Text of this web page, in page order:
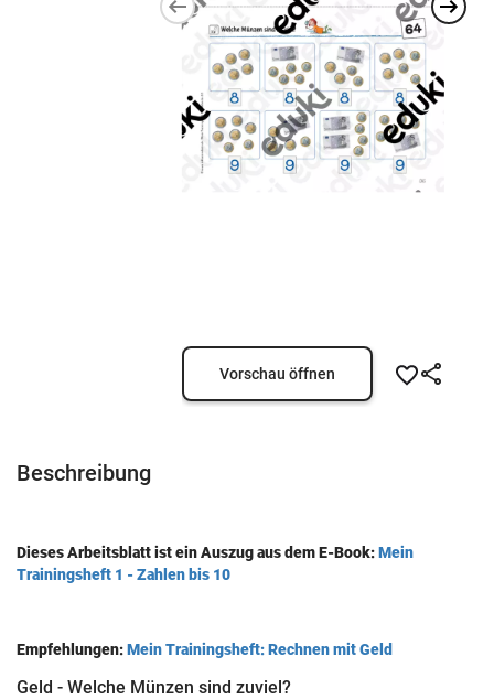
Vorschau öffnen
Beschreibung
Dieses Arbeitsblatt ist ein Auszug aus dem E-Book:Mein
Trainingsheft 1 - Zahlen bis 10
Empfehlungen:Mein Trainingsheft: Rechnen mit Geld
Geld - Welche Münzen sind zuviel?